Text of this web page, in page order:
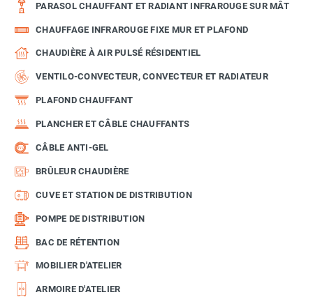
PARASOL CHAUFFANT ET RADIANT INFRAROUGE SUR MÂT
CHAUFFAGE INFRAROUGE FIXE MUR ET PLAFOND
CHAUDIÈRE À AIR PULSÉ RÉSIDENTIEL
VENTILO-CONVECTEUR, CONVECTEUR ET RADIATEUR
PLAFOND CHAUFFANT
PLANCHER ET CÂBLE CHAUFFANTS
CÂBLE ANTI-GEL
BRÛLEUR CHAUDIÈRE
CUVE ET STATION DE DISTRIBUTION
POMPE DE DISTRIBUTION
BAC DE RÉTENTION
MOBILIER D'ATELIER
ARMOIRE D'ATELIER